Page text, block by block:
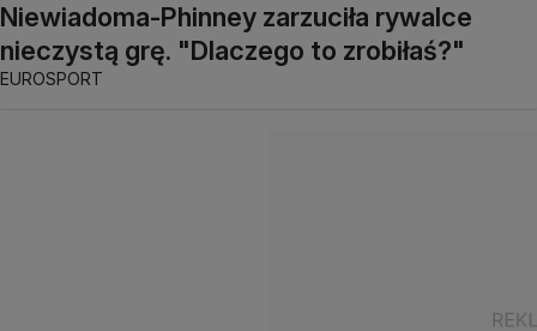
Niewiadoma-Phinney zarzuciła rywalce
nieczystą grę. "Dlaczego to zrobiłaś?"
EUROSPORT